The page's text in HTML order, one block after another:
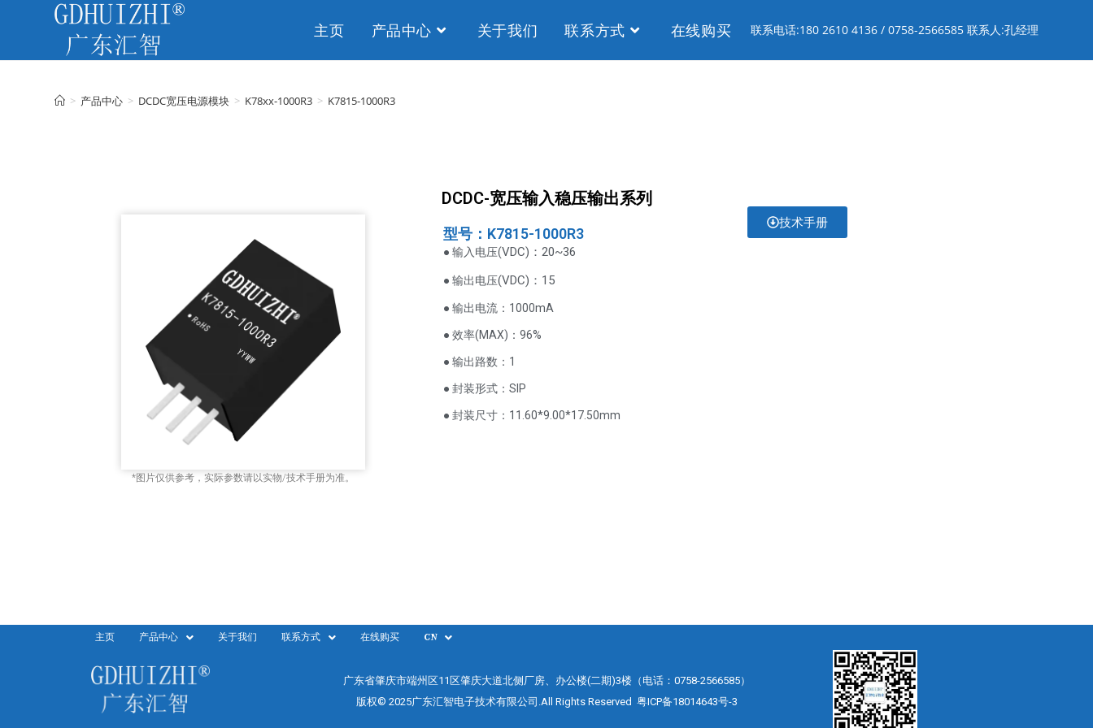
联系电话:180 2610 4136 / 0758-2566585 联系人:孔经理
主页 产品中心 关于我们 联系方式 在线购买
> 产品中心 > DCDC宽压电源模块 > K78xx-1000R3 > K7815-1000R3
DCDC-宽压输入稳压输出系列
*图片仅供参考，实际参数请以实物/技术手册为准。
型号：K7815-1000R3
● 输入电压(VDC)：20~36
● 输出电压(VDC) ：15
● 输出电流：1000mA
● 效率(MAX)：96%
● 输出路数：1
● 封装形式：SIP
● 封装尺寸：11.60*9.00*17.50mm
技术手册
主页 产品中心 关于我们 联系方式 在线购买 CN
广东省肇庆市端州区11区肇庆大道北侧厂房、办公楼(二期)3楼（电话：0758-2566585）
版权© 2025广东汇智电子技术有限公司.All Rights Reserved 粤ICP备18014643号-3